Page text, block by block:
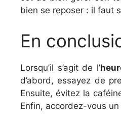
bien se reposer : il faut
En
Lorsqu’il s’agit de l’
d’abord, essayez de
Ensuite, évitez la
Enfin, accordez-vous